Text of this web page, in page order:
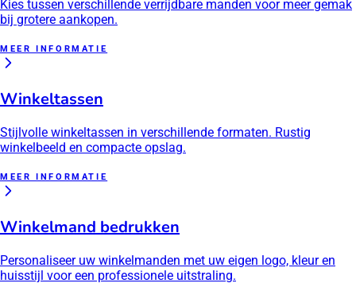
Kies tussen verschillende verrijdbare manden voor meer gemak
bij grotere aankopen.
MEER INFORMATIE
Winkeltassen
Stijlvolle winkeltassen in verschillende formaten. Rustig
winkelbeeld en compacte opslag.
MEER INFORMATIE
Winkelmand bedrukken
Personaliseer uw winkelmanden met uw eigen logo, kleur en
huisstijl voor een professionele uitstraling.